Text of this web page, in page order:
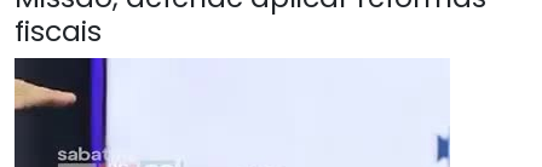
fiscais